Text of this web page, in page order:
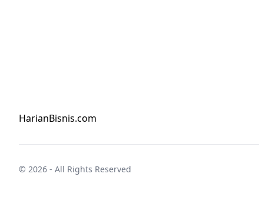
HarianBisnis.com
© 2026 - All Rights Reserved